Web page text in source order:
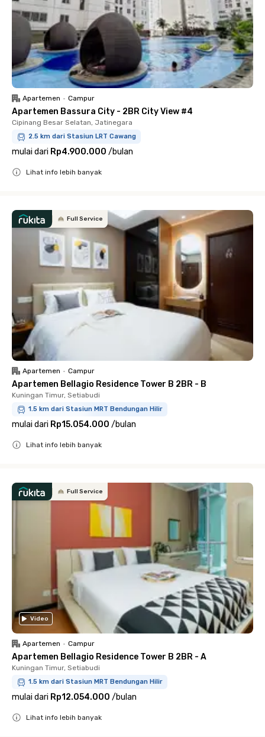
Apartemen • Campur
Apartemen Bassura City - 2BR City View #4
Cipinang Besar Selatan, Jatinegara
2.5 km dari Stasiun LRT Cawang
mulai dari Rp4.900.000 /bulan
Lihat info lebih banyak
Full Service
Apartemen • Campur
Apartemen Bellagio Residence Tower B 2BR - B
Kuningan Timur, Setiabudi
1.5 km dari Stasiun MRT Bendungan Hilir
mulai dari Rp15.054.000 /bulan
Lihat info lebih banyak
Full Service
Video
Apartemen • Campur
Apartemen Bellagio Residence Tower B 2BR - A
Kuningan Timur, Setiabudi
1.5 km dari Stasiun MRT Bendungan Hilir
mulai dari Rp12.054.000 /bulan
Lihat info lebih banyak